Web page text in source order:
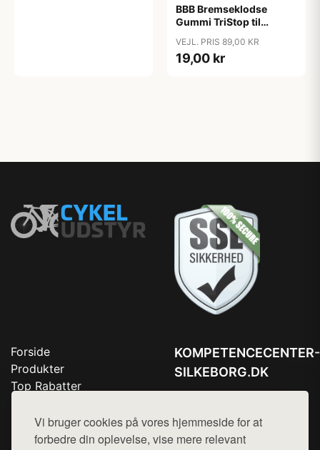
Vi bruger cookies på vores hjemmeside for at
forbedre din oplevelse, vise mere relevant
BBB Bremseklodse
Gummi TriStop til
VEJL. PRIS 89,00 KR
19,00 kr
Forside
Produkter
Top Rabatter
Kontakt
KOMPETENCECENTER-
SILKEBORG.DK
Mail:hej@want.dk